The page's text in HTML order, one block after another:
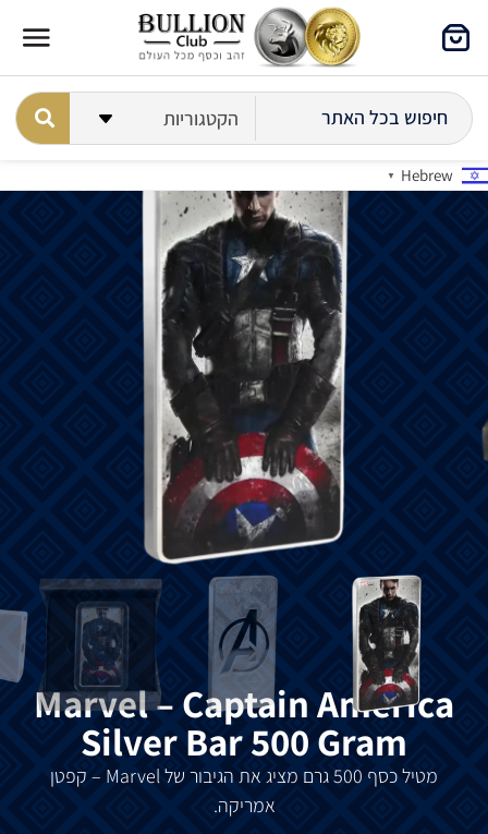
Hebrew
▼
Marvel – Captain America
Silver Bar 500 Gram
מטילכסף גרם מציג את הגיבור של
קפטן
אמריקה.